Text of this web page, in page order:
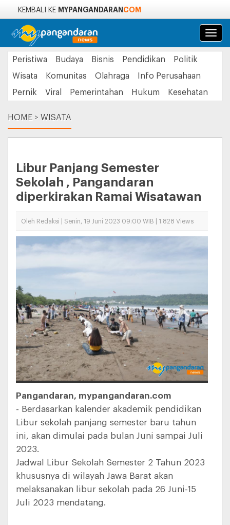
KEMBALI KE MYPANGANDARAN COM
Peristiwa Budaya Bisnis Pendidikan
Politik
Wisata
Komunitas Olahraga
Info Perusahaan
Pernik
Viral Pemerintahan Hukum Kesehatan
HOME > WISATA
Libur Panjang Semester
Sekolah , Pangandaran
diperkirakan Ramai Wisatawan
Oleh Redaksi | Senin, 19 Juni 2023 09:00 WIB | 1.828 Views
Pangandaran, mypangandaran.com
- Berdasarkan kalender akademik pendidikan
Libur sekolah panjang semester baru tahun
ini, akan dimulai pada bulan Juni sampai Juli
2023.
Jadwal Libur Sekolah Semester 2 Tahun 2023
khususnya di wilayah Jawa Barat akan
melaksanakan libur sekolah pada 26 Juni-15
Juli 2023 mendatang.